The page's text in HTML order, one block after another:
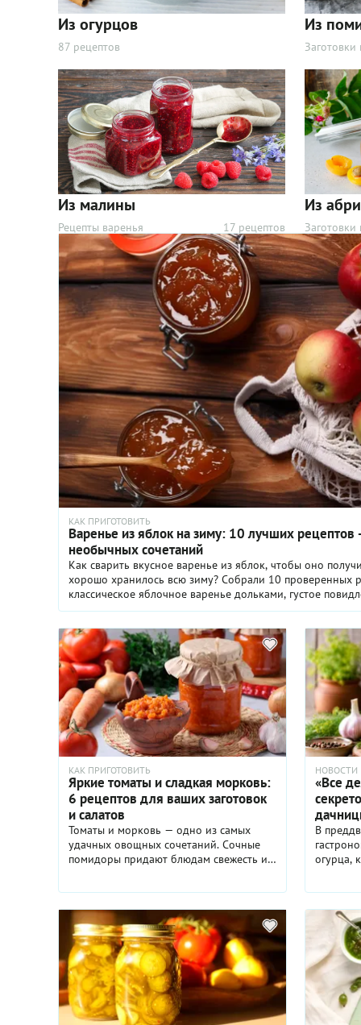
Из огурцов
87 рецептов
Из
Заготовки
Из малины
Рецепты варенья 17 рецептов
Из
Заготовки
КАК ПРИГОТОВИТЬ
Варенье из яблок на зиму: 10 лучших рецептов
необычных сочетаний
Как сварить вкусное варенье из яблок, чтобы оно
хорошо хранилось всю зиму? Собрали 10 проверенных
классическое яблочное варенье дольками, густое
варианты с корицей, апельсином, лимоном, орехами и
КАК ПРИГОТОВИТЬ
Яркие томаты и сладкая морковь:
6 рецептов для ваших заготовок
и салатов
Томаты и морковь — одно из самых
удачных овощных сочетаний. Сочные
помидоры придают блюдам свежесть и
создают гармоничную основу для самых
разных рецептов — от легких салатов до
ароматных соусов и домашних
заготовок. В этой подборке вы найдете
блюда, которые одинаково хороши и
для повседневного стола, и для
хранения впрок. Готовьте свежие салаты,
закрывайте овощные закуски на зиму и
НОВОСТИ
«Все
В
огурца,
дачница